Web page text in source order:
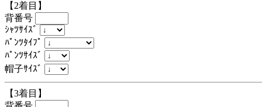
【2着目】
背番号
ｼｬﾂｻｲｽﾞ
ﾊﾟﾝﾂﾀｲﾌﾟ
ﾊﾟﾝﾂｻｲｽﾞ
帽子ｻｲｽﾞ
【3着目】